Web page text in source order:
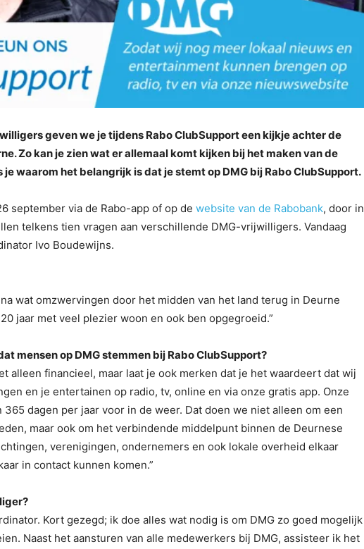
geven we je tijdens Rabo ClubSupport een kijkje achter de
Zo kan je zien wat er allemaal komt kijken bij het maken van de
waarom het belangrijk is dat je stemt op DMG bij Rabo ClubSupport.
september via de Rabo-app of op de website van de Rabobank, door in
telkens tien vragen aan verschillende DMG-vrijwilligers. Vandaag
Ivo Boudewijns.
wat omzwervingen door het midden van het land terug in Deurne
jaar met veel plezier woon en ook ben opgegroeid.”
mensen op DMG stemmen bij Rabo ClubSupport?
alleen financieel, maar laat je ook merken dat je het waardeert dat wij
en je entertainen op radio, tv, online en via onze gratis app. Onze
dagen per jaar voor in de weer. Dat doen we niet alleen om een
maar ook om het verbindende middelpunt binnen de Deurnese
verenigingen, ondernemers en ook lokale overheid elkaar
in contact kunnen komen.”
Kort gezegd; ik doe alles wat nodig is om DMG zo goed mogelijk
Naast het aansturen van alle medewerkers bij DMG, assisteer ik het